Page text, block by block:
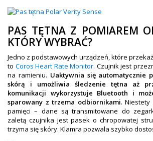
PAS TĘTNA Z POMIAREM
KTÓRY WYBRAĆ?
Jedno z podstawowych urządzeń, które
to Coros Heart Rate Monitor. Czujnik jest
na ramieniu. Uaktywnia się automatycznie
skórą i umożliwia śledzenie tętna aż
komunikacji wykorzystuje Bluetooth i
sparowany z trzema odbiornikami.
pamięci – dane są transmitowane do
zaletą czujnika jest pasek o chropowatej
trzyma się skóry. Klamra pozwala szybko